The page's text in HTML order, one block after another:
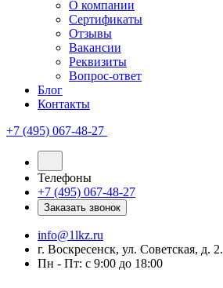
О компании
Сертификаты
Отзывы
Вакансии
Реквизиты
Вопрос-ответ
Блог
Контакты
+7 (495) 067-48-27
Телефоны
+7 (495) 067-48-27
Заказать звонок
info@1lkz.ru
г. Воскресенск, ул. Советская, д. 2.
Пн - Пт: с 9:00 до 18:00